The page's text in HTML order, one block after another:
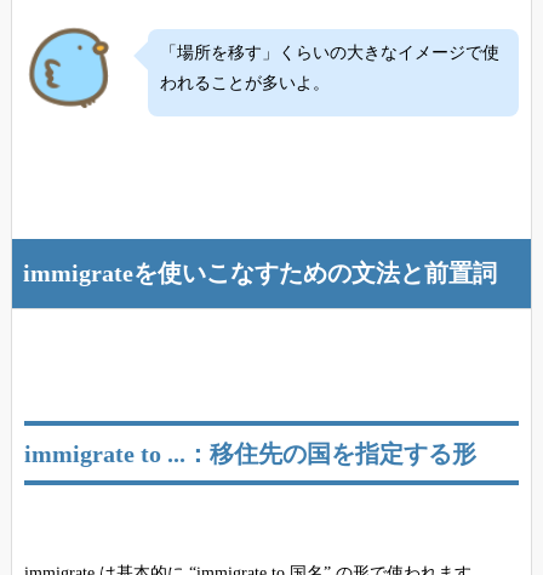
「場所を移す」くらいの大きなイメージで使
われることが多いよ。
immigrateを使いこなすための文法と前置詞
immigrate to ...：移住先の国を指定する形